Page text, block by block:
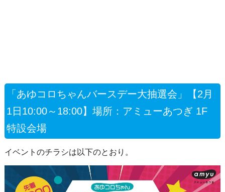
「あゆコロちゃんバースデー大抽選会」【2月
1日10:00～18:00】場所：アミューあつぎ 1F
特設会場
イベントのチラシは以下のとおり。